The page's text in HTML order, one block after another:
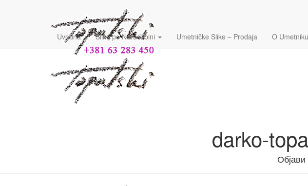
Uvodna Slike po Narudžbini Umetničke Slike – Prodaja O Umetniku
darko-
Објави